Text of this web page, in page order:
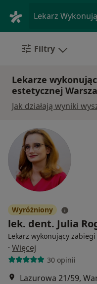
Filtry
Lekarze
estetycznej
Jak działają wyniki
Wyróżniony
lek. dent. Julia
Lekarz wykonujący
· Więcej
30 opinii
Lazurowa 21/59,